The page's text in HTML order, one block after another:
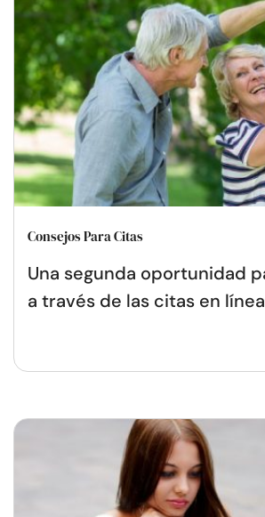
Consejos Para Citas
Una segunda oportunidad
a través de las citas en línea